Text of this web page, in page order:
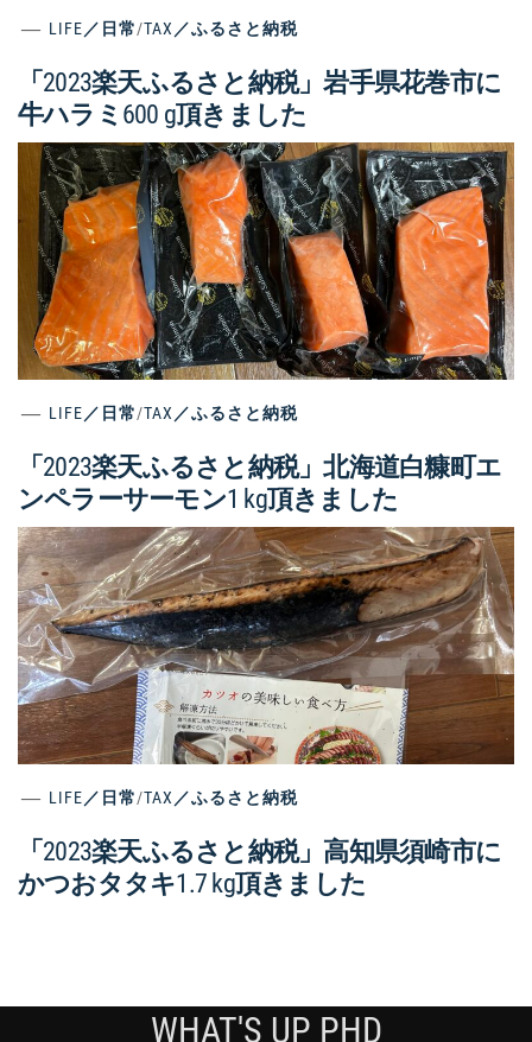
LIFE／日常/TAX／ふるさと納税
「2023楽天ふるさと納税」岩手県花巻市に
牛ハラミ600 g頂きました
LIFE／日常/TAX／ふるさと納税
「2023楽天ふるさと納税」北海道白糠町エ
ンペラーサーモン1 kg頂きました
LIFE／日常/TAX／ふるさと納税
「2023楽天ふるさと納税」高知県須崎市に
かつおタタキ1.7 kg頂きました
WHAT'S UP PHD